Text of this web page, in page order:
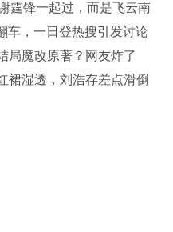
霆锋一起过，而是飞云南
车，一日登热搜引发讨论
局魔改原著？网友炸了
裙湿透，刘浩存差点滑倒